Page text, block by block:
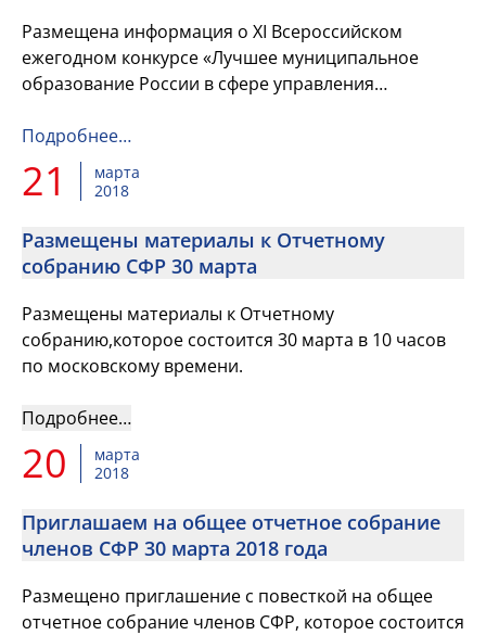
Размещена информация о XI Всероссийском
ежегодном конкурсе «Лучшее муниципальное
образование России в сфере управления
Подробнее…
21
марта
2018
Размещены материалы к Отчетному
собранию СФР 30 марта
Размещены материалы к Отчетному
собранию,которое состоится 30 марта в 10 часов
по московскому времени.
Подробнее…
20
марта
2018
Приглашаем на общее отчетное собрание
членов СФР 30 марта 2018 года
Размещено приглашение с повесткой на общее
отчетное собрание членов СФР, которое состоится